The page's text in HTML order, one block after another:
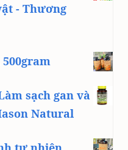
- Thương
sạch gan và
Natural